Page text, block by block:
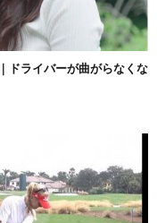
ドライバーが曲がらなくな